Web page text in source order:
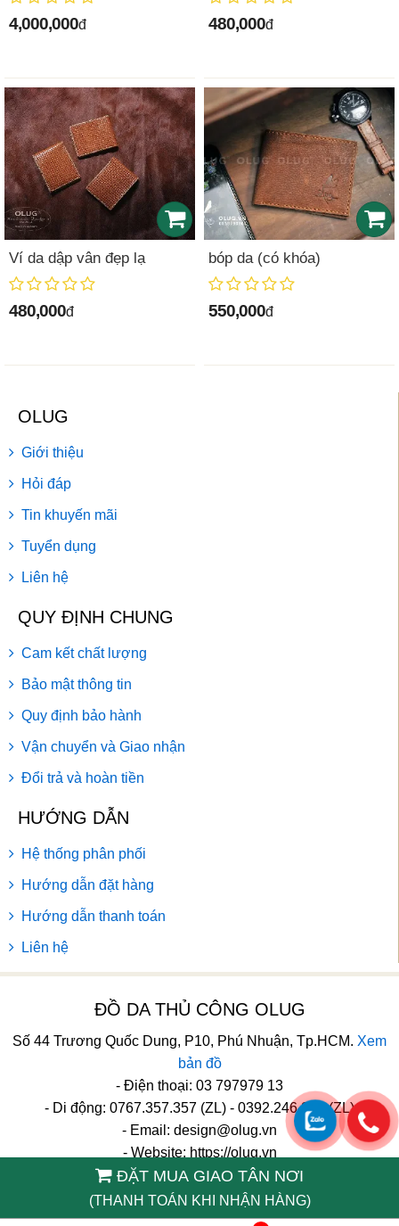
ĐẶT MUA GIAO TÂN NƠI
(THANH TOÁN KHI NHẬN HÀNG)
4,000,000đ 480,000đ
Ví da dập vân đẹp lạ
480,000đ
bóp da (có khóa)
550,000đ
OLUG
Giới thiệu
Hỏi đáp
Tin khuyến mãi
Tuyển dụng
Liên hệ
QUY ĐỊNH CHUNG
Cam kết chất lượng
Bảo mật thông tin
Quy định bảo hành
Vận chuyển và Giao nhận
Đổi trả và hoàn tiền
HƯỚNG DẪN
Hệ thống phân phối
Hướng dẫn đặt hàng
Hướng dẫn thanh toán
Liên hệ
ĐỒ DA THỦ CÔNG OLUG
Số 44 Trương Quốc Dung, P10, Phú Nhuận, Tp.HCM. Xem
bản đồ
- Điện thoại: 03 797979 13
- Di động: 0767.357.357 (ZL) - 0392.246.246 (ZL)
- Email: design@olug.vn
- Website: https://olug.vn